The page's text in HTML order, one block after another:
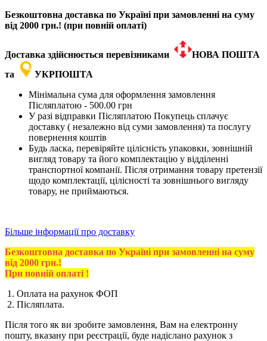
Безкоштовна доставка по Україні при замовленні на суму
від 2000 грн.! (при повній оплаті)
Доставка здійснюється перевізниками
НОВА ПОШТА
та
УКРПОШТА
Мінімальна сума для оформлення замовлення
Післяплатою - 500.00 грн
У разі відправки Післяплатою Покупець сплачує
доставку ( незалежно від суми замовлення) та послугу
повернення коштів
Будь ласка, перевіряйте цілісність упаковки, зовнішній
вигляд товару та його комплектацію у відділенні
транспортної компанії. Після отримання товару претензії
щодо комплектації, цілісності та зовнішнього вигляду
товару, не приймаються.
Більше інформації про доставку
Безкоштовна доставка по Україні при замовленні на суму
від 2000 грн.!
При повній оплаті !
1. Оплата на рахунок ФОП
2. Післяплата.
Після того як ви зробите замовлення, Вам на електронну
пошту, вказану при реєстрації, буде надіслано рахунок з